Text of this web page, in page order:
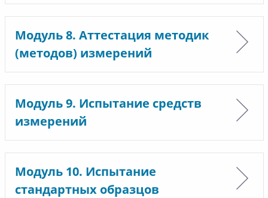
Модуль 8. Аттестация методик
(методов) измерений
Модуль 9. Испытание средств
измерений
Модуль 10. Испытание
стандартных образцов